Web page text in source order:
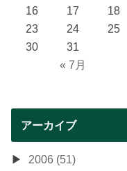
« 7月
16
17 18
23
24 25
30
31
アーカイブ
2006 (51)